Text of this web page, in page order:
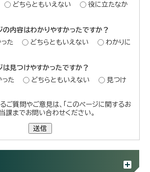
どちらともいえない
役に立たなか
の内容はわかりやすかったですか？
た
どちらともいえない
わかりに
は見つけやすかったですか？
った
どちらともいえない
見つけ
ご質問やご意見は、「このページに関するお
課までお問い合わせください。
送信